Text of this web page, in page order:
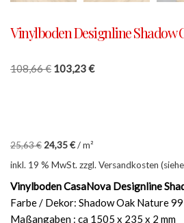
Vinylboden Designline Shadow
108,66€ 103,23€
25,63€24,35€/m²
inkl. 19 % MwSt.zzgl. Versandkosten
Vinylboden CasaNova Designline
Farbe / Dekor: Shadow Oak Nature
Maßangaben : ca 1505 x 235 x 2 mm